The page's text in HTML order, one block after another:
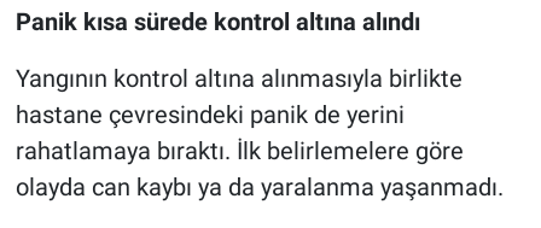
Panik kısa sürede kontrol altına alındı
Yangının kontrol altına alınmasıyla birlikte
hastane çevresindeki panik de yerini
rahatlamaya bıraktı. İlk belirlemelere göre
olayda can kaybı ya da yaralanma yaşanmadı.